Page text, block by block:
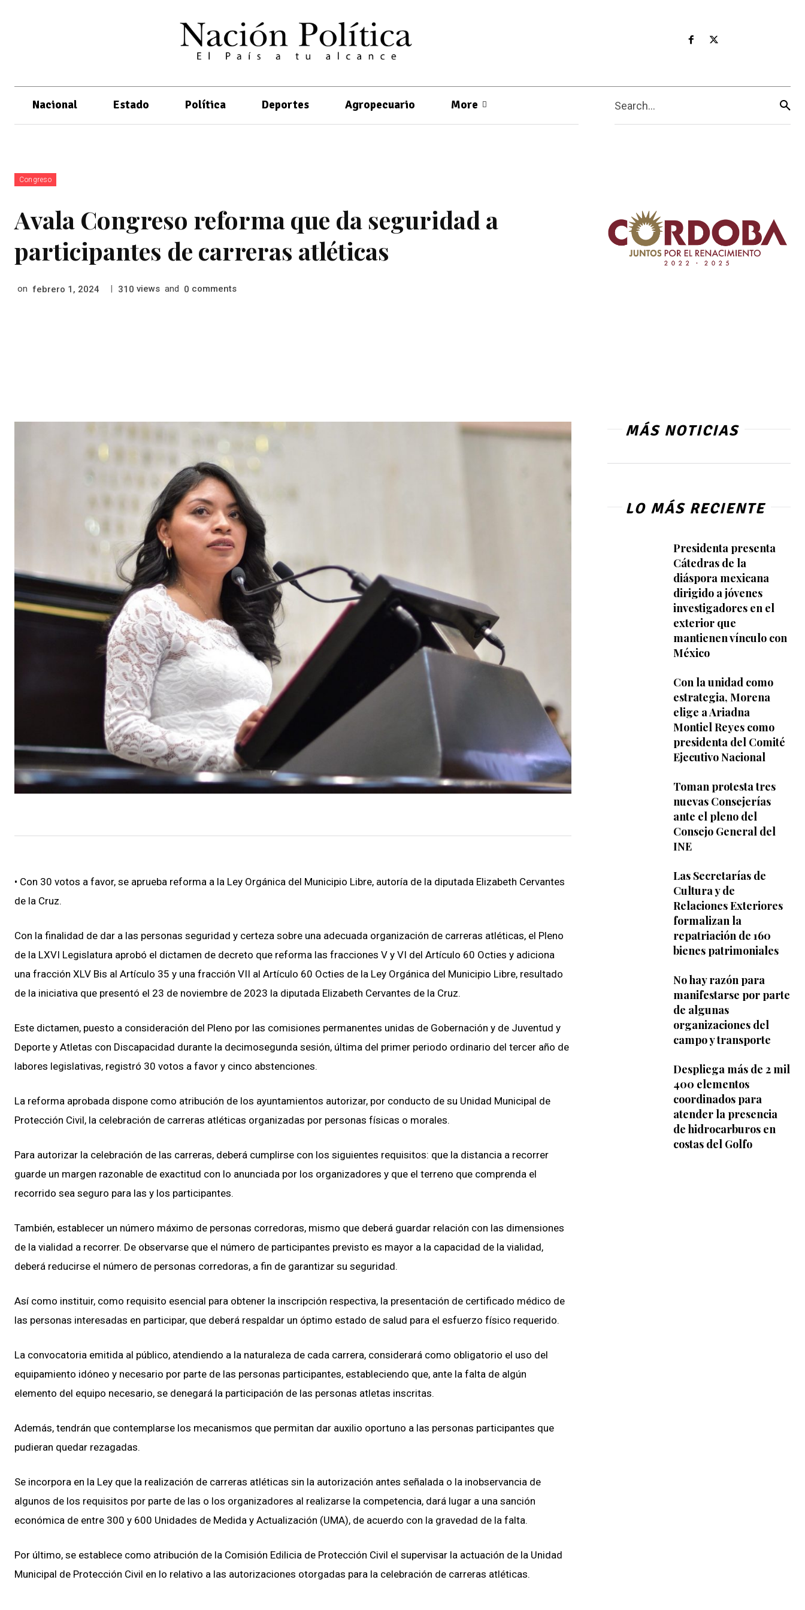
Nacional Estado Política Deportes Agropecuario More Search...
Congreso
Avala Congreso reforma que da seguridad a
participantes de carreras atléticas
on febrero 1, 2024 310 views and 0 comments
• Con 30 votos a favor, se aprueba reforma a la Ley Orgánica del Municipio Libre, autoría de la diputada Elizabeth Cervantes
de la Cruz.
Con la finalidad de dar a las personas seguridad y certeza sobre una adecuada organización de carreras atléticas, el Pleno
de la LXVI Legislatura aprobó el dictamen de decreto que reforma las fracciones V y VI del Artículo 60 Octies y adiciona
una fracción XLV Bis al Artículo 35 y una fracción VII al Artículo 60 Octies de la Ley Orgánica del Municipio Libre, resultado
de la iniciativa que presentó el 23 de noviembre de 2023 la diputada Elizabeth Cervantes de la Cruz.
Este dictamen, puesto a consideración del Pleno por las comisiones permanentes unidas de Gobernación y de Juventud y
Deporte y Atletas con Discapacidad durante la decimosegunda sesión, última del primer periodo ordinario del tercer año de
labores legislativas, registró 30 votos a favor y cinco abstenciones.
La reforma aprobada dispone como atribución de los ayuntamientos autorizar, por conducto de su Unidad Municipal de
Protección Civil, la celebración de carreras atléticas organizadas por personas físicas o morales.
Para autorizar la celebración de las carreras, deberá cumplirse con los siguientes requisitos: que la distancia a recorrer
guarde un margen razonable de exactitud con lo anunciada por los organizadores y que el terreno que comprenda el
recorrido sea seguro para las y los participantes.
También, establecer un número máximo de personas corredoras, mismo que deberá guardar relación con las dimensiones
de la vialidad a recorrer. De observarse que el número de participantes previsto es mayor a la capacidad de la vialidad,
deberá reducirse el número de personas corredoras, a fin de garantizar su seguridad.
Así como instituir, como requisito esencial para obtener la inscripción respectiva, la presentación de certificado médico de
las personas interesadas en participar, que deberá respaldar un óptimo estado de salud para el esfuerzo físico requerido.
La convocatoria emitida al público, atendiendo a la naturaleza de cada carrera, considerará como obligatorio el uso del
equipamiento idóneo y necesario por parte de las personas participantes, estableciendo que, ante la falta de algún
elemento del equipo necesario, se denegará la participación de las personas atletas inscritas.
Además, tendrán que contemplarse los mecanismos que permitan dar auxilio oportuno a las personas participantes que
pudieran quedar rezagadas.
Se incorpora en la Ley que la realización de carreras atléticas sin la autorización antes señalada o la inobservancia de
algunos de los requisitos por parte de las o los organizadores al realizarse la competencia, dará lugar a una sanción
económica de entre 300 y 600 Unidades de Medida y Actualización (UMA), de acuerdo con la gravedad de la falta.
Por último, se establece como atribución de la Comisión Edilicia de Protección Civil el supervisar la actuación de la Unidad
Municipal de Protección Civil en lo relativo a las autorizaciones otorgadas para la celebración de carreras atléticas.
MÁS NOTICIAS
LO MÁS RECIENTE
Presidenta presenta
Cátedras de la
diáspora mexicana
dirigido a jóvenes
investigadores en el
exterior que
mantienen vínculo con
México
Con la unidad como
estrategia, Morena
elige a Ariadna
Montiel Reyes como
presidenta del Comité
Ejecutivo Nacional
Toman protesta tres
nuevas Consejerías
ante el pleno del
Consejo General del
INE
Las Secretarías de
Cultura y de
Relaciones Exteriores
formalizan la
repatriación de 160
bienes patrimoniales
No hay razón para
manifestarse por parte
de algunas
organizaciones del
campo y transporte
Despliega más de 2 mil
400 elementos
coordinados para
atender la presencia
de hidrocarburos en
costas del Golfo